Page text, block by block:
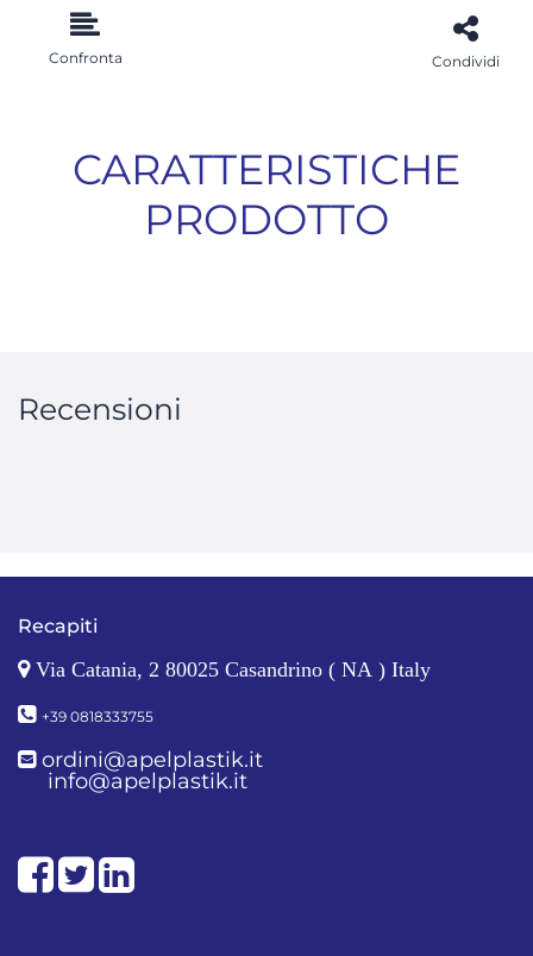
Confronta Condividi
CARATTERISTICHE
PRODOTTO
Recensioni
Recapiti
Via Catania, 2 80025 Casandrino ( NA ) Italy
+39 0818333755
ordini@apelplastik.it
info@apelplastik.it
Facebook
TwitterLinkedIn